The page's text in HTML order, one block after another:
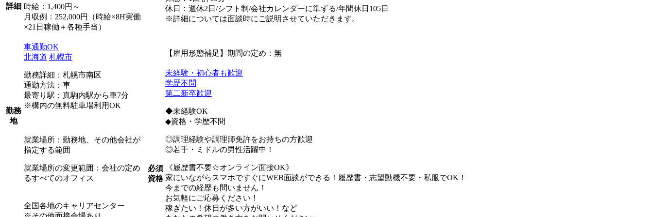
詳細 時給：1,400円～
月収例：252,000円（時給×8H実働
×21日稼働＋各種手当）
勤務
地
車通勤OK
北海道 札幌市
勤務詳細：札幌市南区
通勤方法：車
最寄り駅：真駒内駅から車7分
※構内の無料駐車場利用OK
就業場所：勤務地、その他会社が
指定する範囲
就業場所の変更範囲：会社の定め
るすべてのオフィス
全国各地のキャリアセンター
休日：週休2日/シフト制/会社カレンダーに準ずる/年間休日105日
※詳細については面談時にご説明させていただきます。
【雇用形態補足】期間の定め：無
必須
資格
未経験・初心者も歓迎
学歴不問
第二新卒歓迎
◆未経験OK
◆資格・学歴不問
◎調理経験や調理師免許をお持ちの方歓迎
◎若手・ミドルの男性活躍中！
《履歴書不要☆オンライン面接OK》
家にいながらスマホですぐにWEB面談ができる！履歴書・志望動機不要・私服でOK！
今までの経歴も問いません！
お気軽にご応募ください！
稼ぎたい！休日が多い方がいい！など